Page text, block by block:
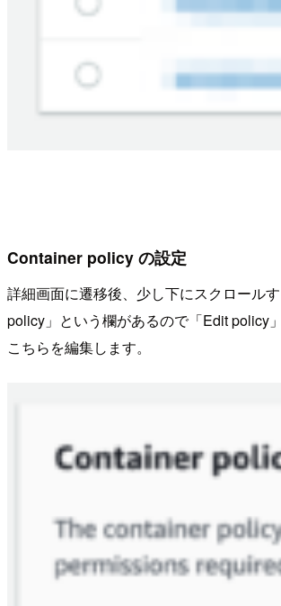
Container policy の設定
詳細画面に遷移後、少し下にスクロール
policy」という欄があるので「Edit policy
こちらを編集します。